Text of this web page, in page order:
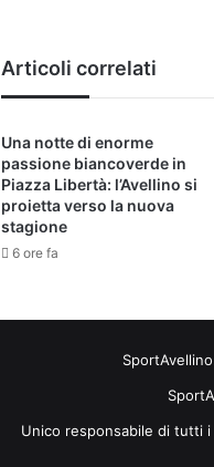
Articoli correlati
Una notte di enorme
passione biancoverde in
Piazza Libertà: l’Avellino si
proietta verso la nuova
stagione
6 ore fa
Unico responsabile di tutti